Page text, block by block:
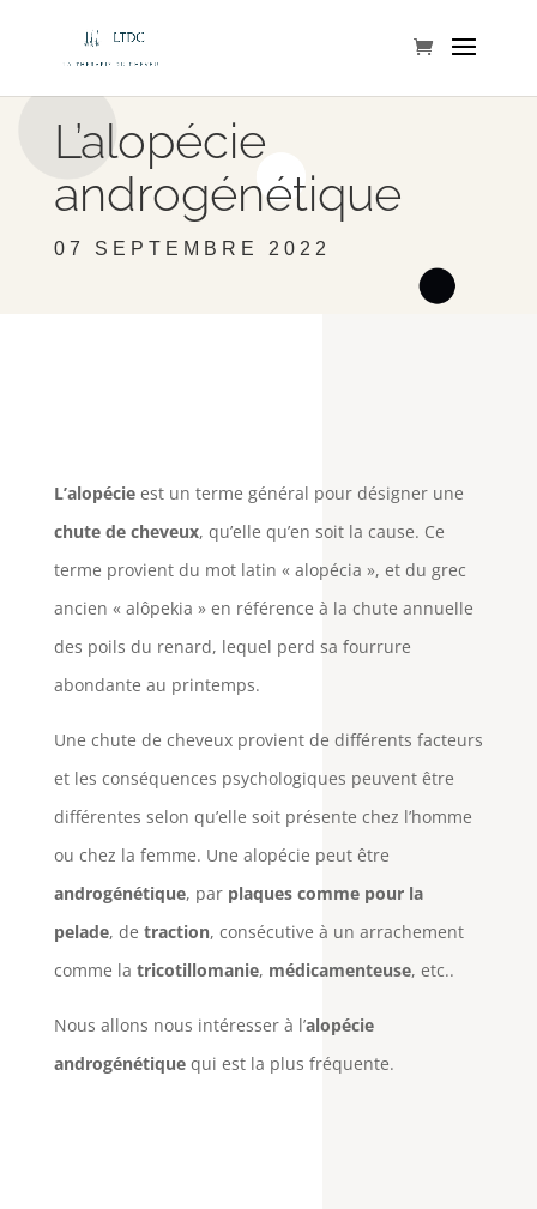
L’alopécie
androgénétique
07 SEPTEMBRE 2022
L’alopécieest un terme général pour désigner une
chute de cheveux, qu’elle qu’en soit la cause. Ce
terme provient du mot latin « alopécia », et du grec
ancien « alôpekia » en référence à la chute annuelle
des poils du renard, lequel perd sa fourrure
abondante au printemps.
Une chute de cheveux provient de différents facteurs
et les conséquences psychologiques peuvent être
différentes selon qu’elle soit présente chez l’homme
ou chez la femme. Une alopécie peut être
androgénétique, par plaques comme pour la
pelade, de traction, consécutive à un arrachement
comme la tricotillomanie, médicamenteuse, etc..
Nous allons nous intéresser à l’alopécie
androgénétiquequi est la plus fréquente.